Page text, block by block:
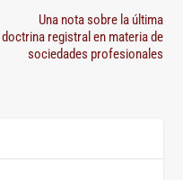
Una nota sobre la última
doctrina registral en materia de
sociedades profesionales